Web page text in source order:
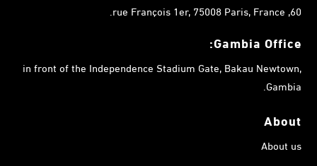
60, rue François 1er, 75008 Paris, France.
Gambia Office:
in front of the Independence Stadium Gate, Bakau Newtown,
Gambia.
About
About us